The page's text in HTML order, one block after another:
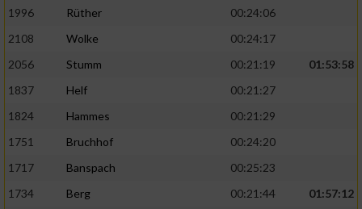
1996
Rüther
00:24:06
2108
Wolke
00:24:17
2056
Stumm 00:21:19
01:53:58
1837
Helf
00:21:27
1824
Hammes
00:21:29
1751
Bruchhof
00:24:20
1717
Banspach
00:25:23
1734
Berg 00:21:44
01:57:12